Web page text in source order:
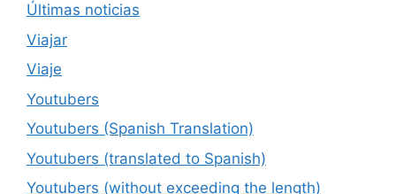
Últimas noticias
Viajar
Viaje
Youtubers
Youtubers (Spanish Translation)
Youtubers (translated to Spanish)
Youtubers (without exceeding the length)